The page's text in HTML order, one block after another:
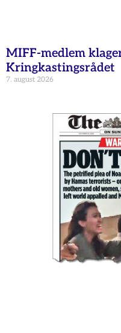
MIFF-medlem
Kringkastingsrådet
7. august 2026